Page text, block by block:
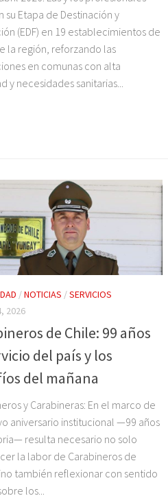
su Etapa de Destinación y
(EDF) en 19 establecimientos de
la región, reforzando las
en comunas con alta
y necesidades sanitarias...
/NOTICIAS /SERVICIOS
2026
de Chile: 99 años
del país y los
del mañana
y Carabineras: En el marco de
aniversario institucional —99 años
resulta necesario no solo
la labor de Carabineros de
también reflexionar con sentido
los...